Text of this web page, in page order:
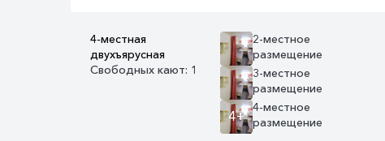
4-местная
двухъярусная
Свободных кают: 1
2-местное
размещение
3-местное
размещение
4+
4-местное
размещение